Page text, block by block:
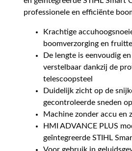
professionele en efficiënte
Krachtige
boomverzorging en
De lengte is eenvoudig
verstelbaar dankzij de
telescoopsteel
Duidelijk zicht op de
gecontroleerde sneden
Machine zonder accu en
HMI ADVANCE PLUS
geïntegreerde STIHL